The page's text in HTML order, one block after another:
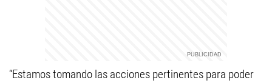
“Estamos tomando las acciones pertinentes para poder